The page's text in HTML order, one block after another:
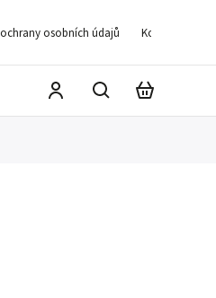
osobních údajů Kontakty